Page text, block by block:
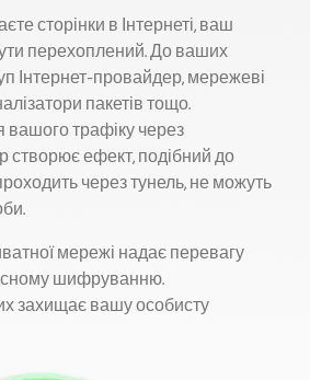
сторінки в Інтернеті, ваш
перехоплений. До ваших
Інтернет-провайдер, мережеві
пакетів тощо.
трафіку через
створює ефект, подібний до
через тунель, не можуть
мережі надає перевагу
шифруванню.
захищає вашу особисту